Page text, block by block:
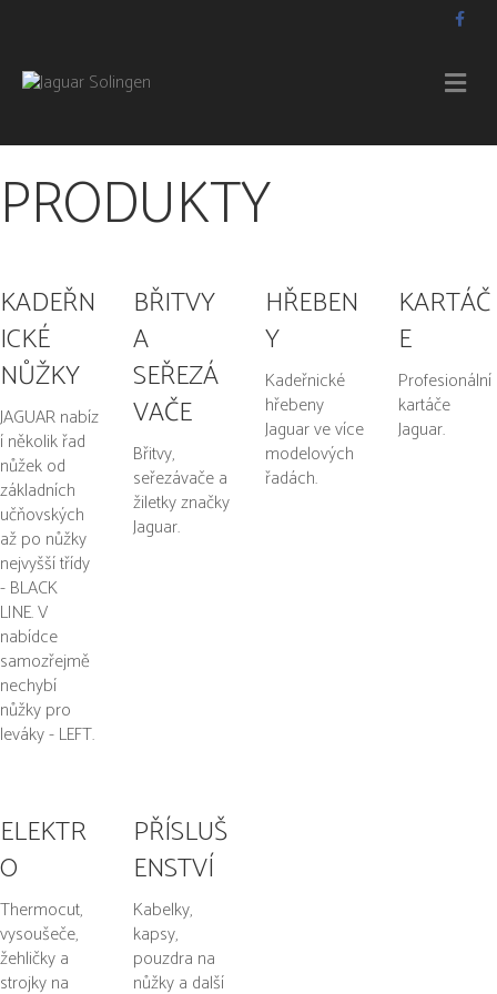
Facebook
PRODUKTY
KADEŘN
ICKÉ
NŮŽKY
JAGUAR nabíz
í několik řad
nůžek od
základních
učňovských
až po nůžky
nejvyšší třídy
- BLACK
LINE. V
nabídce
samozřejmě
nechybí
nůžky pro
leváky - LEFT.
BŘITVY
A
SEŘEZÁ
VAČE
Břitvy,
seřezávače a
žiletky značky
Jaguar.
HŘEBEN
Y
Kadeřnické
hřebeny
Jaguar ve více
modelových
řadách.
KARTÁČ
E
Profesionální
kartáče
Jaguar.
ELEKTR
O
Thermocut,
vysoušeče,
žehličky a
strojky na
PŘÍSLUŠ
ENSTVÍ
Kabelky,
kapsy,
pouzdra na
nůžky a další